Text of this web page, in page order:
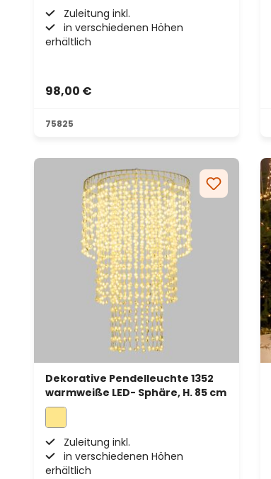
Zuleitung inkl.
in verschiedenen Höhen
erhältlich
98,00 €
75825
Dekorative Pendelleuchte 1352
warmweiße LED- Sphäre, H. 85 cm
Zuleitung inkl.
in verschiedenen Höhen
erhältlich